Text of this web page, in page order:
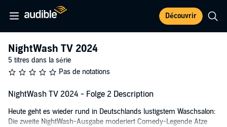
Découvrir
NightWash TV 2024
5 titres dans la série
Pas de notations
NightWash TV 2024 - Folge 2 Description
Heute geht es wieder rund in Deutschlands lustigstem Waschsalon:
Die zweite NightWash-Ausgabe moderiert Comedy-Legende Atze